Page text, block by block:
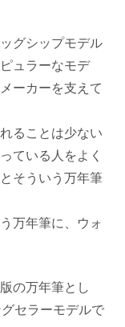
グシップモデル
ュラーなモデ
ーカーを支えて
ることは少ない
ている人をよく
そういう万年筆
万年筆に、ウォ
の万年筆とし
セラーモデルで